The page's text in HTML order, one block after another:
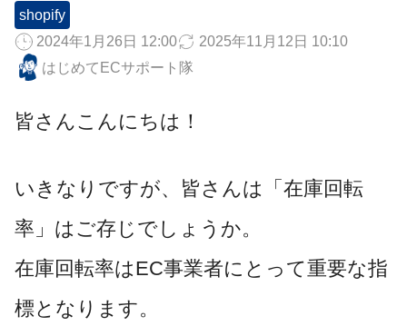
shopify
2024年1月26日 12:00
2025年11月12日 10:10
はじめてECサポート隊
皆さんこんにちは！
いきなりですが、皆さんは「在庫回転
率」はご存じでしょうか。
在庫回転率はEC事業者にとって重要な指
標となります。